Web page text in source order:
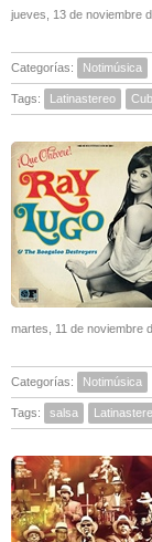
jueves, 13 de noviembre
Categorías: Notimúsica
Tags: Latinastereo
martes, 11 de noviembre
Categorías: Notimúsica
Tags: salsa